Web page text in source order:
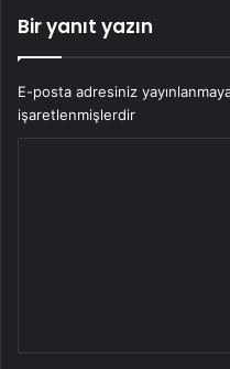
Bir yanıt yazın
E-posta adresiniz
işaretlenmişlerdir